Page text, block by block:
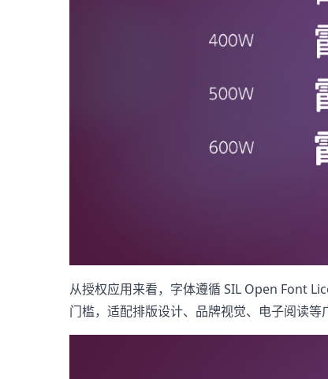
从授权应用来看，字体遵循 SIL Open Font
门槛，适配排版设计、品牌视觉、电子阅读等